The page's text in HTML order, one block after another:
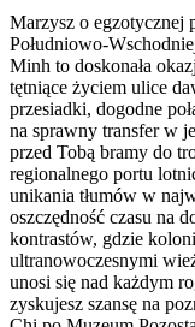
Marzysz o egzotycznej
Południowo-
Minh to doskonała
tętniące życiem ulice
przesiadki, dogodne
na sprawny transfer w
przed Tobą bramy do
regionalnego portu
unikania tłumów w
oszczędność czasu na
kontrastów, gdzie
ultranowoczesnymi
unosi się nad każdym
zyskujesz szansę na